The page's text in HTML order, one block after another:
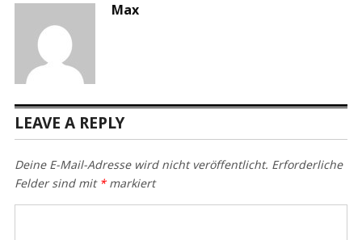
Max
LEAVE A REPLY
Deine E-Mail-Adresse wird nicht veröffentlicht. Erforderliche
Felder sind mit *markiert